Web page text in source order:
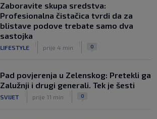
Bosančić: Nadam se da su se pravila
promijenila i da ću igrati na Poljudu
SK prije 42 min
Zaboravite skupa sredstva:
Profesionalna čistačica tvrdi da za
blistave podove trebate samo dva
sastojka
LIFESTYLE prije 4 min 0
Pad povjerenja u Zelenskog: Pretekli ga
Zalužnji i drugi generali. Tek je šesti
SVIJET prije 11 min 0